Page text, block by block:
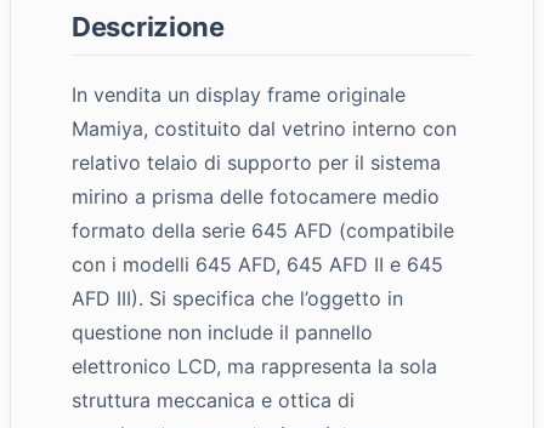
Descrizione
In vendita un display frame originale
Mamiya, costituito dal vetrino interno con
relativo telaio di supporto per il sistema
mirino a prisma delle fotocamere medio
formato della serie 645 AFD (compatibile
con i modelli 645 AFD, 645 AFD II e 645
AFD III). Si specifica che l’oggetto in
questione non include il pannello
elettronico LCD, ma rappresenta la sola
struttura meccanica e ottica di